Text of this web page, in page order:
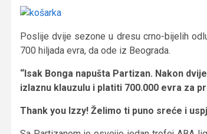
Poslije dvije sezone u dresu crno-bijelih
700 hiljada evra, da ode iz Beograda.
“Isak Bonga napušta Partizan. Nakon
izlaznu klauzulu i platiti 700.000 evra za
Thank you Izzy! Želimo ti puno sreće i